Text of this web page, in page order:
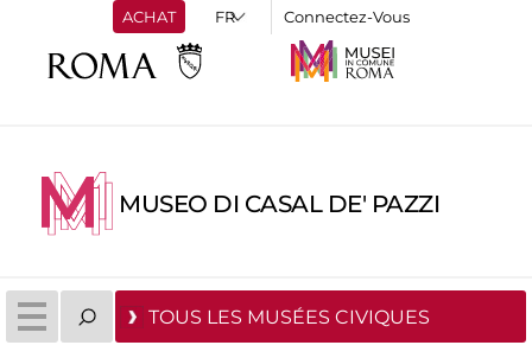
ACHAT Connectez-Vous
MUSEO DI CASAL DE' PAZZI
TOUS LES MUSÉES CIVIQUES